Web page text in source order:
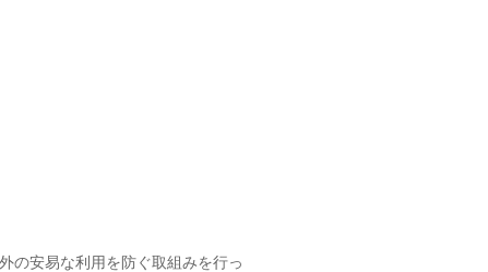
の安易な利用を防ぐ取組みを行っ